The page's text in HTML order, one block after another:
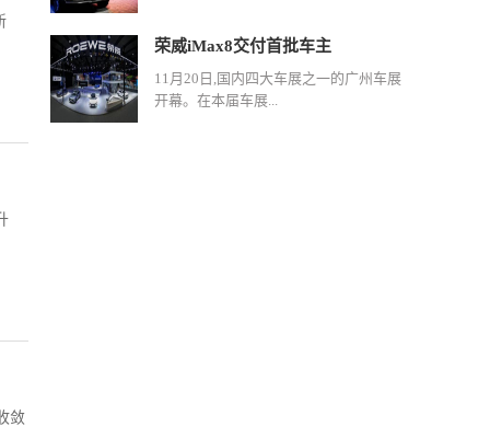
敛
荣威iMax8交付首批车主
11月20日,国内四大车展之一的广州车展
开幕。在本届车展...